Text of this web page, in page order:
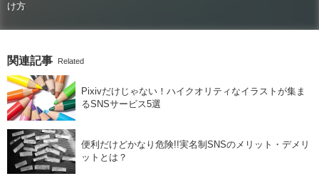
け方
関連記事 Related
Pixivだけじゃない！ハイクオリティなイラストが集ま
るSNSサービス5選
便利だけどかなり危険!!実名制SNSのメリット・デメリ
ットとは？